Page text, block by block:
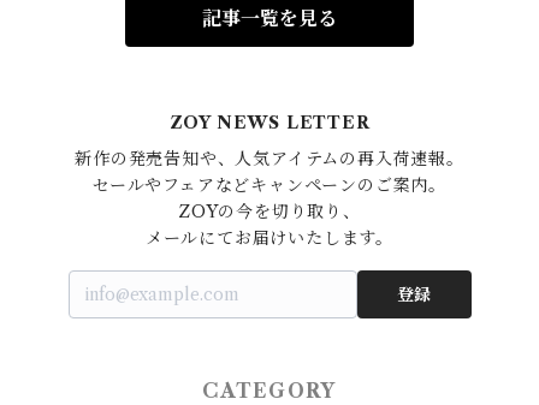
記事一覧を見る
ZOY NEWS LETTER
新作の発売告知や、人気アイテムの再入荷速報。
セールやフェアなどキャンペーンのご案内。
ZOYの今を切り取り、
登録
CATEGORY